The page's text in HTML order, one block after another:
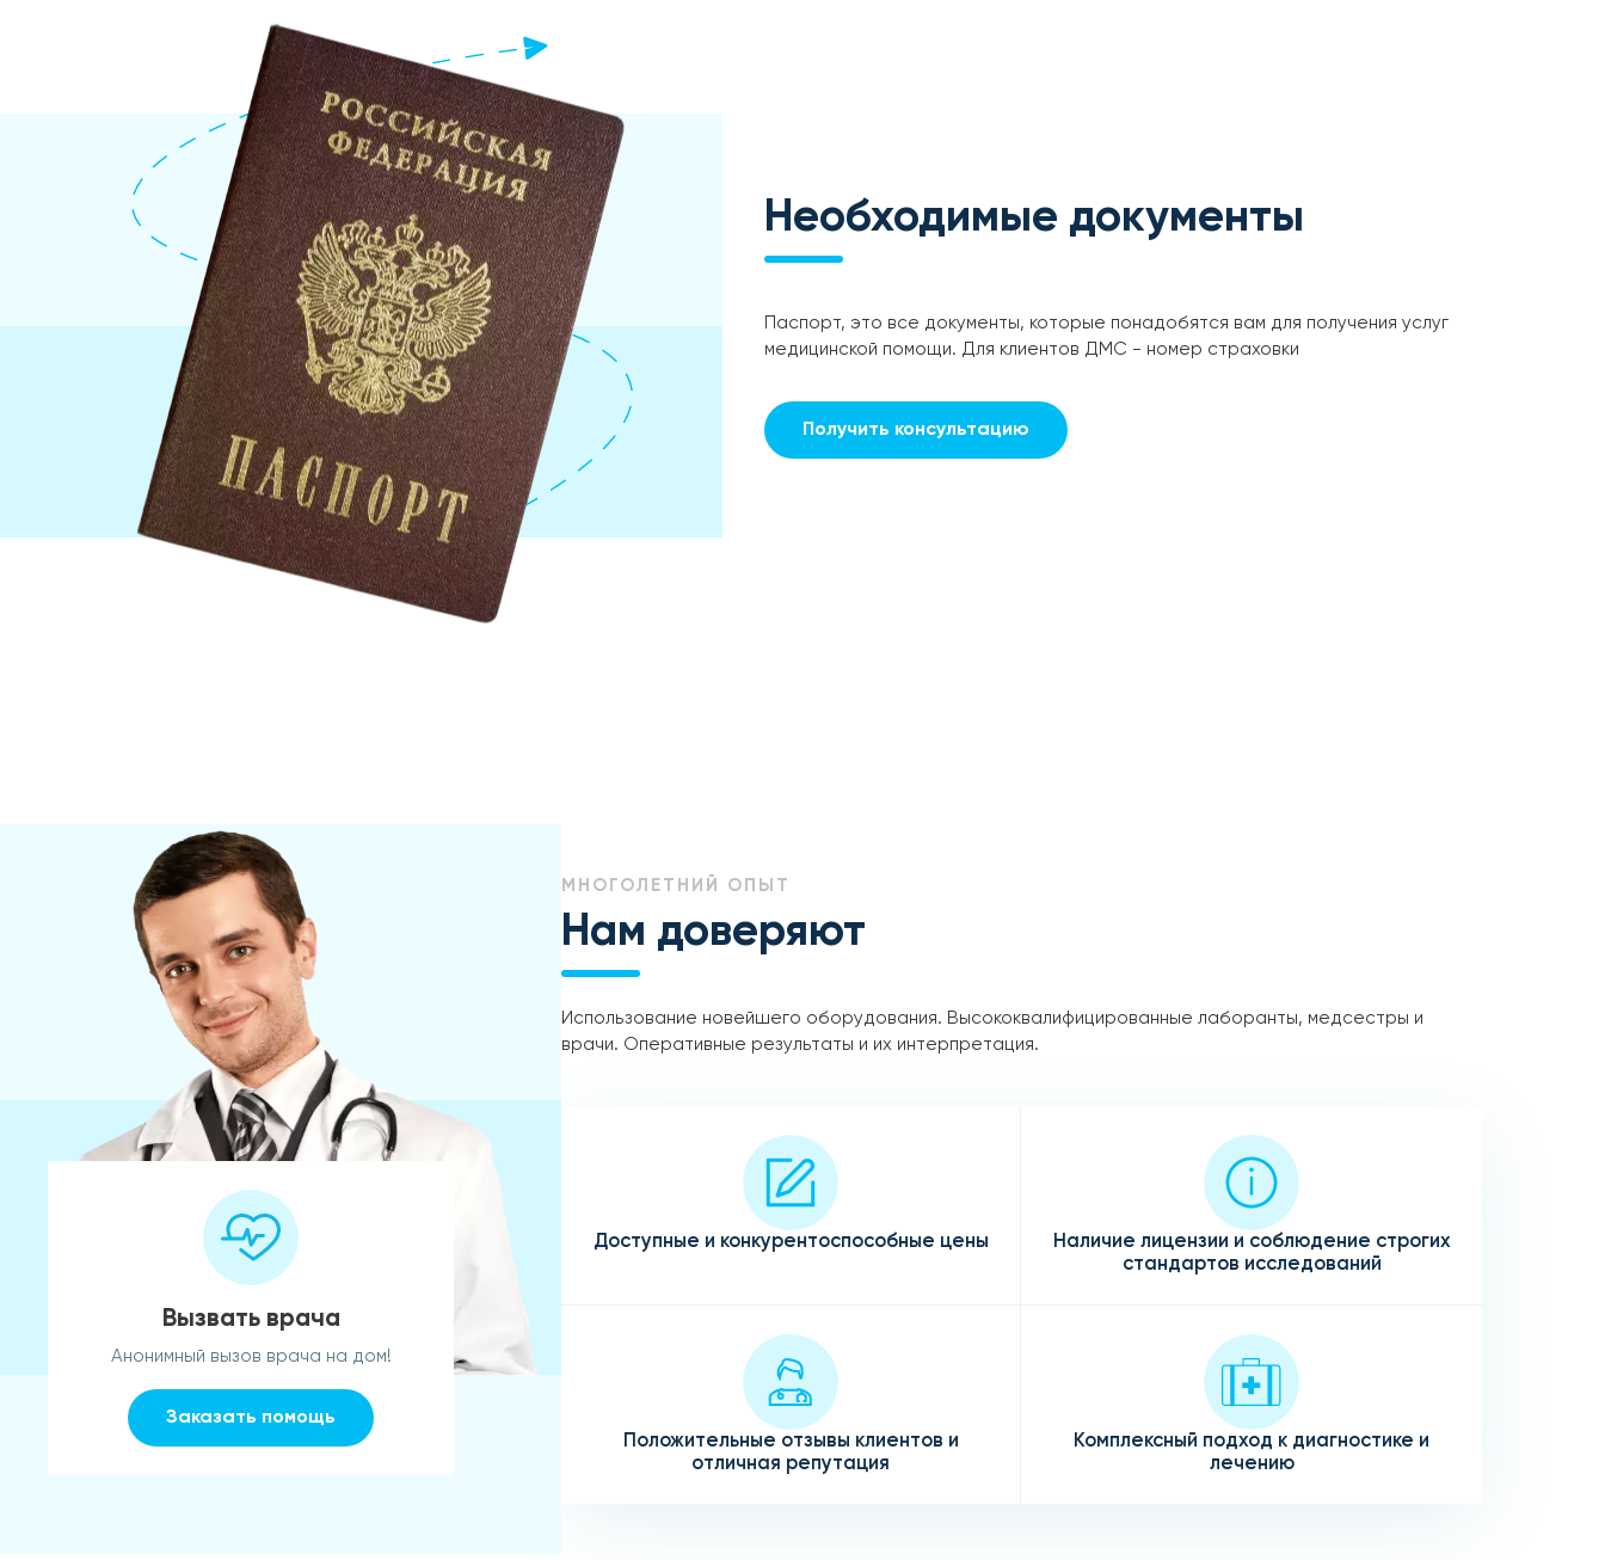
Необходимые документы
Паспорт, это все документы, которые понадобятся вам для получения услуг
медицинской помощи. Для клиентов ДМС - номер страховки
Получить консультацию
Вызвать врача
Анонимный вызов врача на дом!
Заказать помощь
МНОГОЛЕТНИЙ ОПЫТ
Нам доверяют
Использование новейшего оборудования. Высококвалифицированные лаборанты, медсестры и
врачи. Оперативные результаты и их интерпретация.
Доступные и конкурентоспособные цены
Наличие лицензии и соблюдение строгих
стандартов исследований
Положительные отзывы клиентов и
отличная репутация
Комплексный подход к диагностике и
лечению